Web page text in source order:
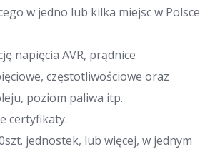
w jedno lub kilka miejsc w Polsce
napięcia AVR, prądnice
częstotliwościowe oraz
poziom paliwa itp.
certyfikaty.
jednostek, lub więcej, w jednym